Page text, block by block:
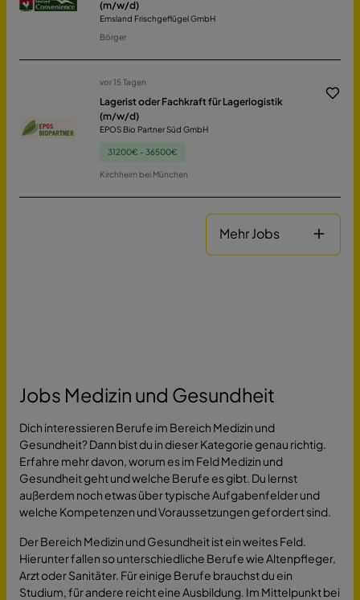
(m/w/d)
Emsland Frischgeflügel GmbH
Börger
vor 15 Tagen
Lagerist oder Fachkraft für Lagerlogistik
(m/w/d)
EPOS Bio Partner Süd GmbH
31200€ - 36500€
Kirchheim bei München
Mehr Jobs
Jobs Medizin und Gesundheit
Dich interessieren Berufe im Bereich Medizin und
Gesundheit? Dann bist du in dieser Kategorie genau richtig.
Erfahre mehr davon, worum es im Feld Medizin und
Gesundheit geht und welche Berufe es gibt. Du lernst
außerdem noch etwas über typische Aufgabenfelder und
welche Kompetenzen und Voraussetzungen gefordert sind.
Der Bereich Medizin und Gesundheit ist ein weites Feld.
Hierunter fallen so unterschiedliche Berufe wie Altenpfleger,
Arzt oder Sanitäter. Für einige Berufe brauchst du ein
Studium, für andere reicht eine Ausbildung. Im Mittelpunkt bei